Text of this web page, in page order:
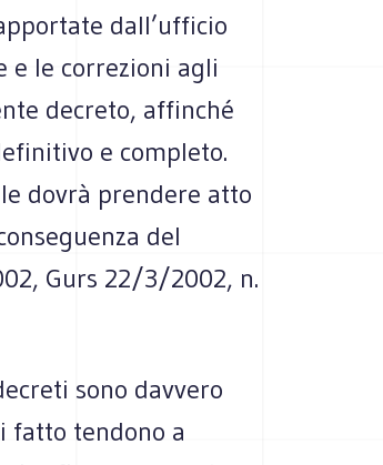
dall’ufficio
e le correzioni agli
decreto, affinché
e completo.
dovrà prendere atto
del
Gurs 22/3/2002, n.
sono davvero
fatto tendono a